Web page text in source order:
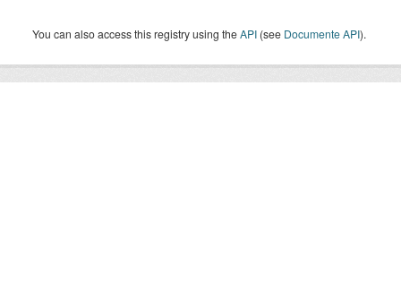
You can also access this registry using theAPI (see Documente API).